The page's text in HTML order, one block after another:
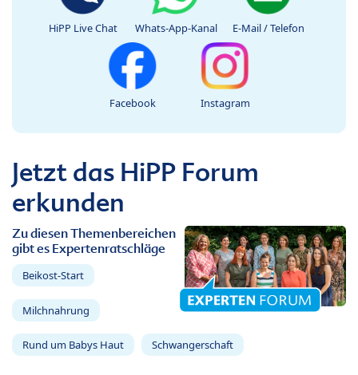
HiPP Live Chat Whats-App-Kanal E-Mail / Telefon
Facebook Instagram
Jetzt das HiPP Forum
erkunden
Zu diesen Themenbereichen
gibt es Expertenratschläge
Beikost-Start
Milchnahrung
Rund um Babys Haut Schwangerschaft